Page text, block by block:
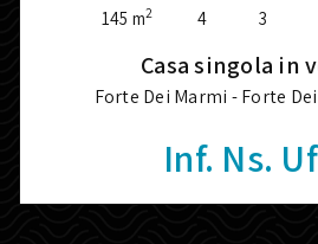
145 m2 4 3
Casa singola in
Forte Dei Marmi - Forte
Inf. Ns.